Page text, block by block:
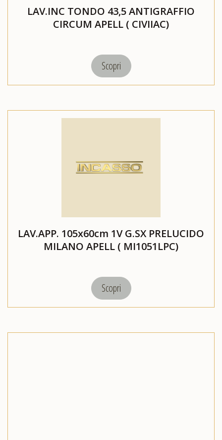
LAV.INC TONDO 43,5 ANTIGRAFFIO
CIRCUM APELL ( CIVIIAC)
Scopri
LAV.APP. 105x60cm 1V G.SX PRELUCIDO
MILANO APELL ( MI1051LPC)
Scopri